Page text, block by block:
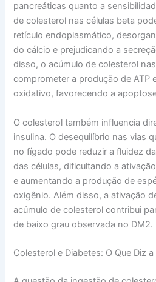
pancreáticas quanto a
de colesterol nas células beta
retículo endoplasmático,
do cálcio e prejudicando a
disso, o acúmulo de colesterol
comprometer a produção de ATP
oxidativo, favorecendo a
O colesterol também influencia
insulina. O desequilíbrio nas vias
no fígado pode reduzir a fluidez
das células, dificultando a
e aumentando a produção de
oxigênio. Além disso, a ativação
acúmulo de colesterol contribui
de baixo grau observada no DM2.
Colesterol e Diabetes: O Que Diz a